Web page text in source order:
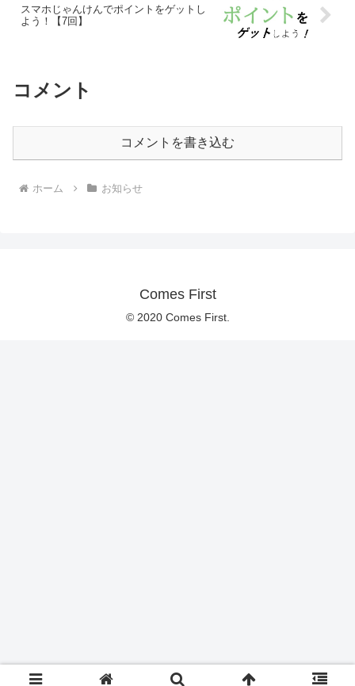
スマホじゃんけんでポイントをゲットし
よう！【7回】
コメント
コメントを書き込む
ホーム お知らせ
Comes First
© 2020 Comes First.